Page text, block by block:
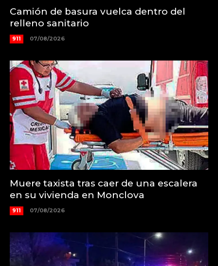
Camión de basura vuelca dentro del
relleno sanitario
911 07/08/2026
Muere taxista tras caer de una escalera
en su vivienda en Monclova
911 07/08/2026